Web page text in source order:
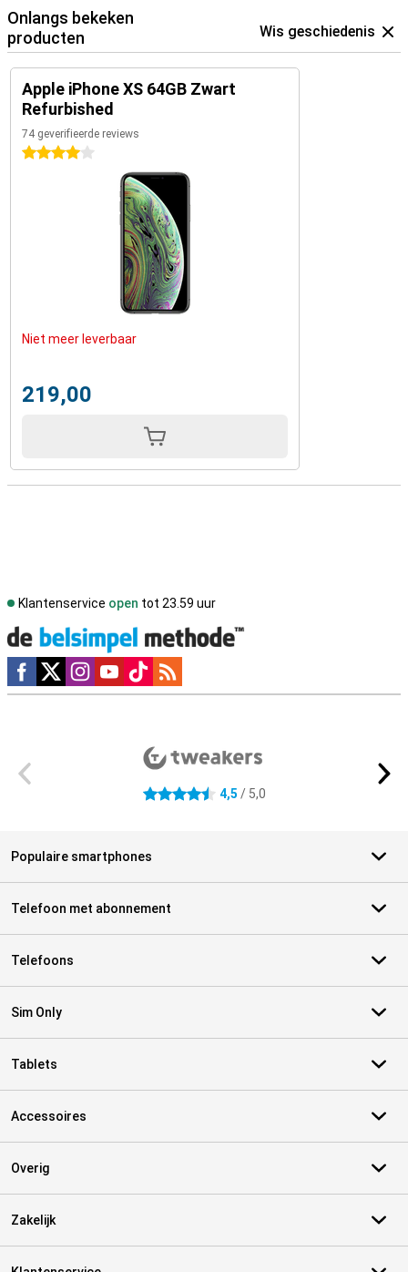
Onlangs bekeken
producten
Wis geschiedenis
Apple iPhone XS 64GB Zwart
Refurbished
74 geverifieerde reviews
4 sterren
Niet meer leverbaar
219,00
Klantenservice open tot 23.59 uur
Social media
4.5 sterren 4,5 / 5,0
Populaire smartphones
Telefoon met abonnement
Telefoons
Sim Only
Tablets
Accessoires
Overig
Zakelijk